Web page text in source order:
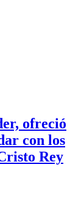
ofreció
con los
Rey